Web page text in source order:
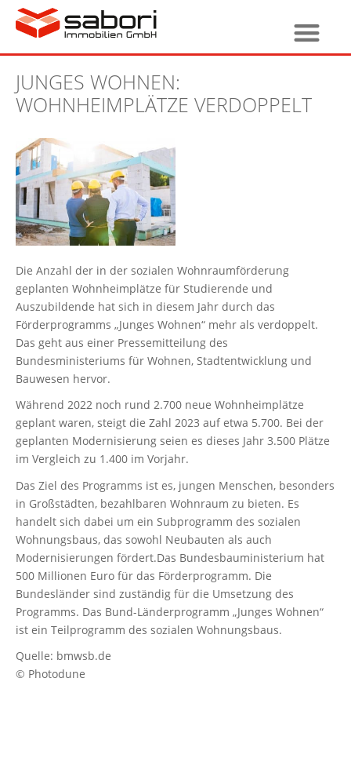
JUNGES WOHNEN:
WOHNHEIMPLÄTZE VERDOPPELT
Die Anzahl der in der sozialen Wohnraumförderung
geplanten Wohnheimplätze für Studierende und
Auszubildende hat sich in diesem Jahr durch das
Förderprogramms „Junges Wohnen“ mehr als verdoppelt.
Das geht aus einer Pressemitteilung des
Bundesministeriums für Wohnen, Stadtentwicklung und
Bauwesen hervor.
Während 2022 noch rund 2.700 neue Wohnheimplätze
geplant waren, steigt die Zahl 2023 auf etwa 5.700. Bei der
geplanten Modernisierung seien es dieses Jahr 3.500 Plätze
im Vergleich zu 1.400 im Vorjahr.
Das Ziel des Programms ist es, jungen Menschen, besonders
in Großstädten, bezahlbaren Wohnraum zu bieten. Es
handelt sich dabei um ein Subprogramm des sozialen
Wohnungsbaus, das sowohl Neubauten als auch
Modernisierungen fördert.Das Bundesbauministerium hat
500 Millionen Euro für das Förderprogramm. Die
Bundesländer sind zuständig für die Umsetzung des
Programms. Das Bund-Länderprogramm „Junges Wohnen“
ist ein Teilprogramm des sozialen Wohnungsbaus.
Quelle: bmwsb.de
© Photodune